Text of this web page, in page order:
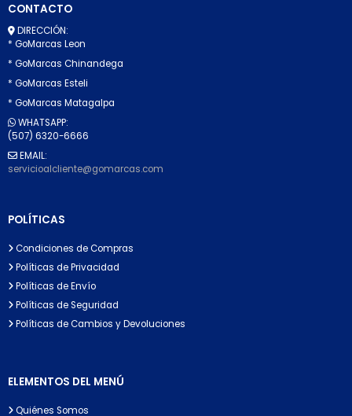
CONTACTO
DIRECCIÓN:
* GoMarcas Leon
* GoMarcas Chinandega
* GoMarcas Esteli
* GoMarcas Matagalpa
WHATSAPP:
(507) 6320-6666
EMAIL:
servicioalcliente@gomarcas.com
POLÍTICAS
Condiciones de Compras
Políticas de Privacidad
Políticas de Envío
Políticas de Seguridad
Políticas de Cambios y Devoluciones
ELEMENTOS DEL MENÚ
Quiénes Somos